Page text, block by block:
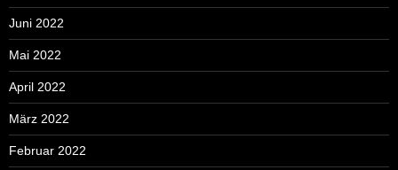
Juni 2022
Mai 2022
April 2022
März 2022
Februar 2022